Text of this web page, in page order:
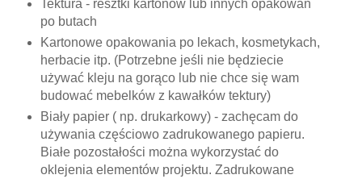
Tektura - resztki kartonów lub innych opakowań
po butach
Kartonowe opakowania po lekach, kosmetykach,
herbacie itp. (Potrzebne jeśli nie będziecie
używać kleju na gorąco lub nie chce się wam
budować mebelków z kawałków tektury)
Biały papier ( np. drukarkowy) - zachęcam do
używania częściowo zadrukowanego papieru.
Białe pozostałości można wykorzystać do
oklejenia elementów projektu. Zadrukowane